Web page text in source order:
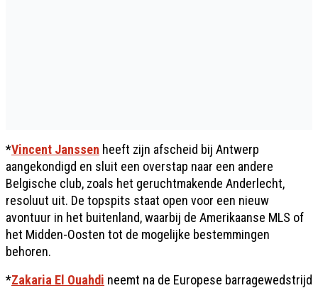
*Vincent Janssen heeft zijn afscheid bij Antwerp
aangekondigd en sluit een overstap naar een andere
Belgische club, zoals het geruchtmakende Anderlecht,
resoluut uit. De topspits staat open voor een nieuw
avontuur in het buitenland, waarbij de Amerikaanse MLS of
het Midden-Oosten tot de mogelijke bestemmingen
behoren.
*Zakaria El Ouahdi neemt na de Europese barragewedstrijd